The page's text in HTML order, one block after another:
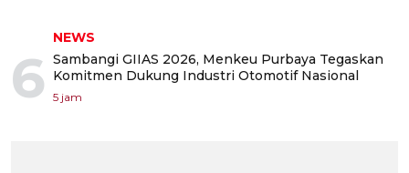
6
NEWS
Sambangi GIIAS 2026, Menkeu Purbaya Tegaskan
Komitmen Dukung Industri Otomotif Nasional
5 jam